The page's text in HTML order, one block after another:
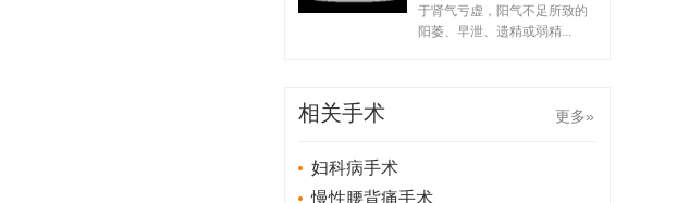
于肾气亏虚，阳气不足所致的
阳萎、早泄、遗精或弱精...
相关手术 更多»
妇科病手术
慢性腰背痛手术